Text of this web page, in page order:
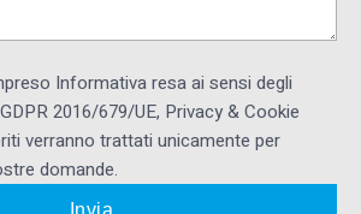
Informativa resa ai ​sensi degli
2016/679/UE, Privacy & Cookie
verranno trattati unicamente per
domande.